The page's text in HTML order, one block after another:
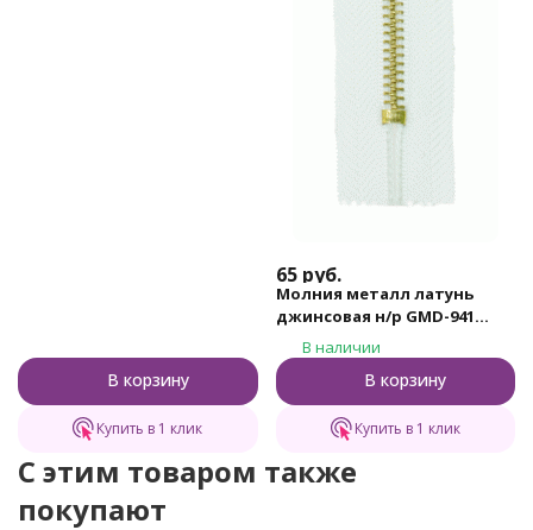
В корзину
Купить в 1 клик
65 руб.
Молния металл латунь
джинсовая н/р GMD-941
Gamma, тип 4, 12 см (101 -
Белый)
В наличии
В корзину
Купить в 1 клик
C этим товаром также
покупают